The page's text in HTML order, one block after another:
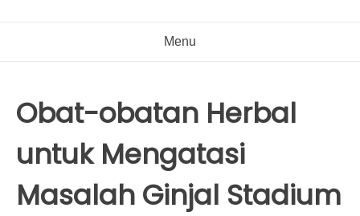
Menu
Obat-obatan Herbal
untuk Mengatasi
Masalah Ginjal Stadium